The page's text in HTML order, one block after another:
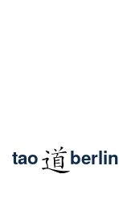
tao berlin